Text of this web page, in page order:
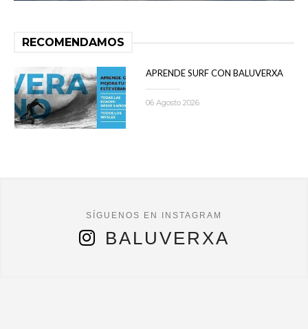
RECOMENDAMOS
APRENDE SURF CON BALUVERXA
06 Agosto 2026
BALUVERXA